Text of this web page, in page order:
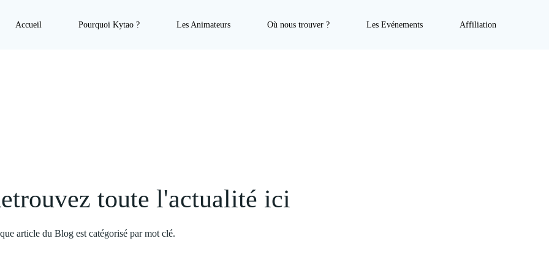
Accueil Pourquoi Kytao ? Les Animateurs Où nous trouver ? Les Evénements Affiliation
toute l'actualité ici
article du Blog est catégorisé par mot clé.